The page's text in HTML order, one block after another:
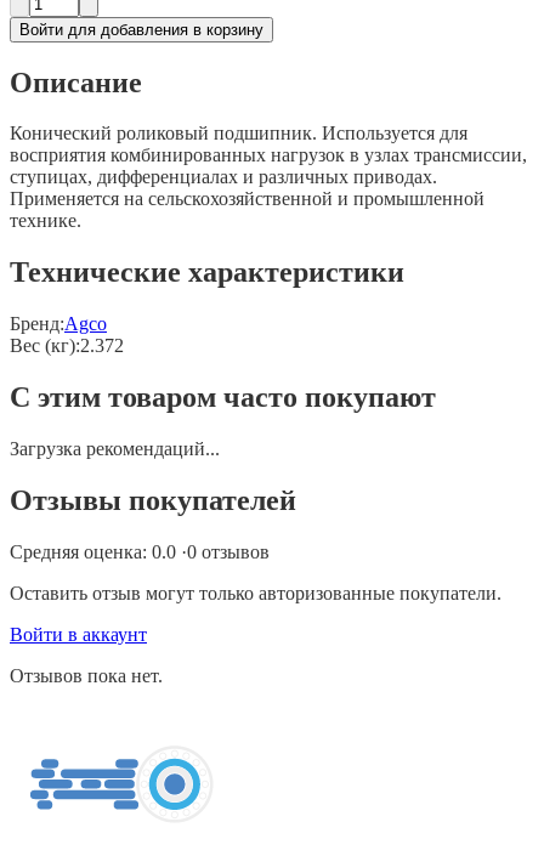
Войти для добавления в корзину
Описание
Конический роликовый подшипник. Используется для
восприятия комбинированных нагрузок в узлах трансмиссии,
ступицах, дифференциалах и различных приводах.
Применяется на сельскохозяйственной и промышленной
технике.
Технические характеристики
Бренд:Agco
Вес (кг):2.372
С этим товаром часто покупают
Загрузка рекомендаций...
Отзывы покупателей
Средняя оценка: 0.0 ·0 отзывов
Оставить отзыв могут только авторизованные покупатели.
Войти в аккаунт
Отзывов пока нет.